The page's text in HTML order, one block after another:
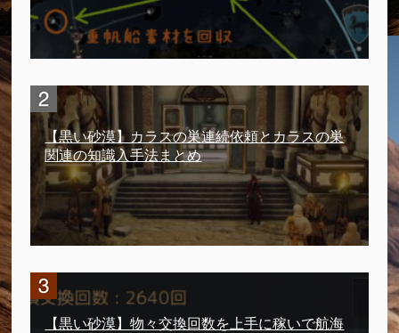
【黒い砂漠】カラスの巣連続依頼とカラスの巣
関連の知識入手法まとめ
【黒い砂漠】物々交換回数を上手に稼いで航海